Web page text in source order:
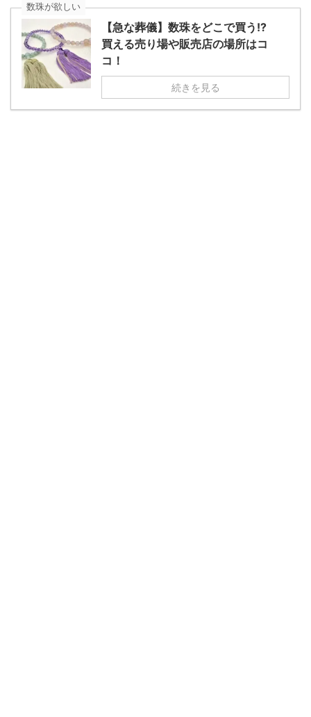
数珠が欲しい
【急な葬儀】数珠をどこで買う!?
買える売り場や販売店の場所はコ
コ！
続きを見る